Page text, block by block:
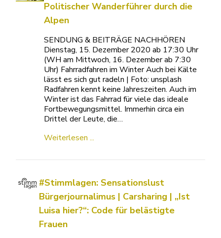
Politischer Wanderführer durch die
Alpen
SENDUNG & BEITRÄGE NACHHÖREN
Dienstag, 15. Dezember 2020 ab 17:30 Uhr
(WH am Mittwoch, 16. Dezember ab 7:30
Uhr) Fahrradfahren im Winter Auch bei Kälte
lässt es sich gut radeln | Foto: unsplash
Radfahren kennt keine Jahreszeiten. Auch im
Winter ist das Fahrrad für viele das ideale
Fortbewegungsmittel. Immerhin circa ein
Drittel der Leute, die…
Weiterlesen ...
#Stimmlagen: Sensationslust
Bürgerjournalimus | Carsharing | „Ist
Luisa hier?“: Code für belästigte
Frauen